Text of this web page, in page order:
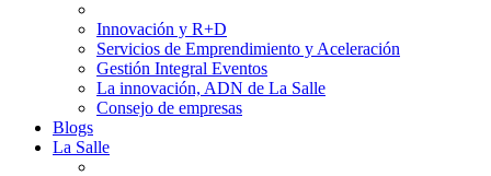
Innovación y R+D
Servicios de Emprendimiento y Aceleración
Gestión Integral Eventos
La innovación, ADN de La Salle
Consejo de empresas
Blogs
La Salle